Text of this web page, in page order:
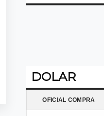
DOLAR
OFICIAL COMPRA